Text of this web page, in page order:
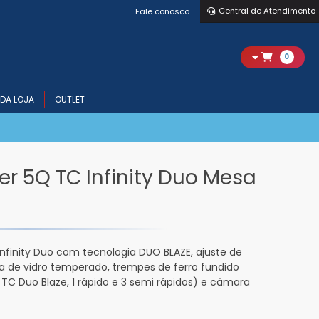
Fale conosco Central de Atendimento
0
LOJA OUTLET
5Q TC Infinity Duo Mesa
Duo com tecnologia DUO BLAZE, ajuste de
vidro temperado, trempes de ferro fundido
Duo Blaze, 1 rápido e 3 semi rápidos) e câmara